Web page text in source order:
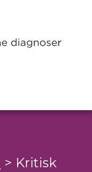
> Kritisk